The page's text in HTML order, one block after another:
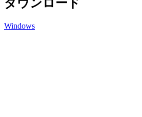
ダウンロード
Windows